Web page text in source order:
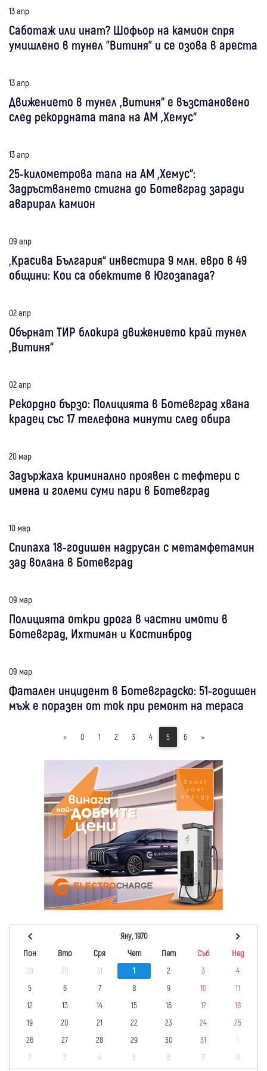
13 апр
Саботаж или инат? Шофьор на камион спря
умишлено в тунел "Витиня" и се озова в ареста
13 апр
Движението в тунел „Витиня“ е възстановено
след рекордната тапа на АМ „Хемус“
13 апр
25-километрова тапа на АМ „Хемус“:
Задръстването стигна до Ботевград заради
аварирал камион
09 апр
„Красива България“ инвестира 9 млн. евро в 49
общини: Кои са обектите в Югозапада?
02 апр
Обърнат ТИР блокира движението край тунел
„Витиня“
02 апр
Рекордно бързо: Полицията в Ботевград хвана
крадец със 17 телефона минути след обира
20 мар
Задържаха криминално проявен с тефтери с
имена и големи суми пари в Ботевград
10 мар
Спипаха 18-годишен надрусан с метамфетамин
зад волана в Ботевград
09 мар
Полицията откри дрога в частни имоти в
Ботевград, Ихтиман и Костинброд
09 мар
Фатален инцидент в Ботевградско: 51-годишен
мъж е поразен от ток при ремонт на тераса
« 0 1 2 3 4 5 6 »
Яну, 1970
Пон
Вто Сря Чет Пет Съб
Нед
29
30 31 1 2 3
4
5
6 7 8 9 10
11
12
13 14 15 16 17
18
19
20 21 22 23 24
25
26
27 28 29 30 31
1
2
3 4 5 6 7 8